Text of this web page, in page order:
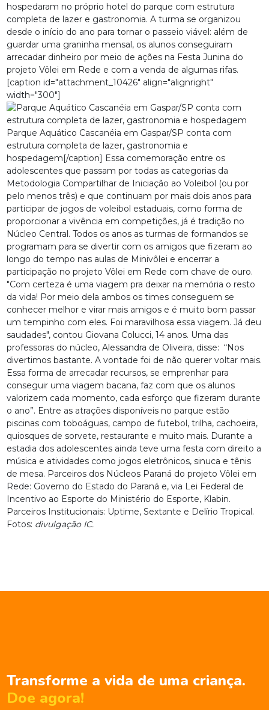
hospedaram no próprio hotel do parque com estrutura
completa de lazer e gastronomia. A turma se organizou
desde o início do ano para tornar o passeio viável: além de
guardar uma graninha mensal, os alunos conseguiram
arrecadar dinheiro por meio de ações na Festa Junina do
projeto Vôlei em Rede e com a venda de algumas rifas.
[caption id="attachment_10426" align="alignright"
width="300"]
Parque Aquático Cascanéia em Gaspar/SP conta com
estrutura completa de lazer, gastronomia e
hospedagem[/caption] Essa comemoração entre os
adolescentes que passam por todas as categorias da
Metodologia Compartilhar de Iniciação ao Voleibol (ou por
pelo menos três) e que continuam por mais dois anos para
participar de jogos de voleibol estaduais, como forma de
proporcionar a vivência em competições, já é tradição no
Núcleo Central. Todos os anos as turmas de formandos se
programam para se divertir com os amigos que fizeram ao
longo do tempo nas aulas de Minivôlei e encerrar a
participação no projeto Vôlei em Rede com chave de ouro.
"Com certeza é uma viagem pra deixar na memória o resto
da vida! Por meio dela ambos os times conseguem se
conhecer melhor e virar mais amigos e é muito bom passar
um tempinho com eles. Foi maravilhosa essa viagem. Já deu
saudades", contou Giovana Colucci, 14 anos. Uma das
professoras do núcleo, Alessandra de Oliveira, disse: “Nos
divertimos bastante. A vontade foi de não querer voltar mais.
Essa forma de arrecadar recursos, se emprenhar para
conseguir uma viagem bacana, faz com que os alunos
valorizem cada momento, cada esforço que fizeram durante
o ano”. Entre as atrações disponíveis no parque estão
piscinas com toboáguas, campo de futebol, trilha, cachoeira,
quiosques de sorvete, restaurante e muito mais. Durante a
estadia dos adolescentes ainda teve uma festa com direito a
música e atividades como jogos eletrônicos, sinuca e tênis
de mesa. Parceiros dos Núcleos Paraná do projeto Vôlei em
Rede: Governo do Estado do Paraná e, via Lei Federal de
Incentivo ao Esporte do Ministério do Esporte, Klabin.
Parceiros Institucionais: Uptime, Sextante e Delírio Tropical.
Fotos: divulgação IC.
Transforme a vida de uma criança.
Doe agora!